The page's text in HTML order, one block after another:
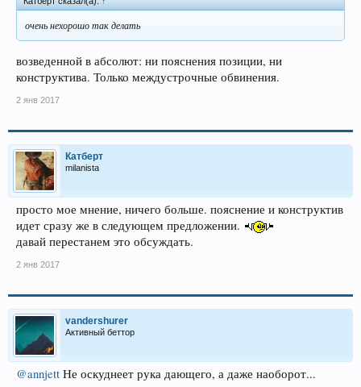
очень нехорошо так делать
возведенной в абсолют: ни пояснения позиции, ни
конструктива. Только междустрочные обвинения.
2 янв 2017
Катберт
milanista
просто мое мнение, ничего больше. пояснение и конструктив
идет сразу же в следующем предложении.
давай перестанем это обсуждать.
2 янв 2017
vandershurer
Активный беттор
@annjett Не оскуднеет рука дающего, а даже наоборот...